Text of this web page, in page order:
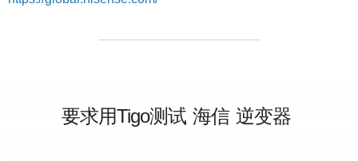
要求用Tigo测试 海信 逆变器